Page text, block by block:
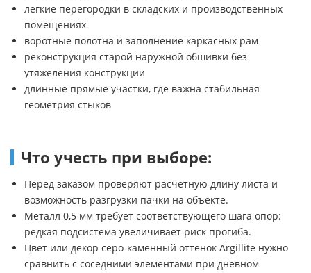
легкие перегородки в складских и производственных
помещениях
воротные полотна и заполнение каркасных рам
реконструкция старой наружной обшивки без
утяжеления конструкции
длинные прямые участки, где важна стабильная
геометрия стыков
Что учесть при выборе:
Перед заказом проверяют расчетную длину листа и
возможность разгрузки пачки на объекте.
Металл 0,5 мм требует соответствующего шага опор:
редкая подсистема увеличивает риск прогиба.
Цвет или декор серо-каменный оттенок Argillite нужно
сравнить с соседними элементами при дневном